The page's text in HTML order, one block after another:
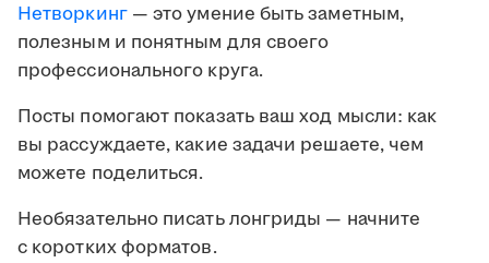
Нетворкинг— это умение быть заметным,
полезным и понятным для своего
профессионального круга.
Посты помогают показать ваш ход мысли: как
вы рассуждаете, какие задачи решаете, чем
можете поделиться.
Необязательно писать лонгриды — начните
с коротких форматов.